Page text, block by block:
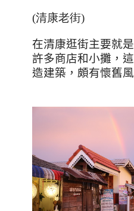
(清康老街)
在清康逛街主要就
許多商店和小攤，
造建築，頗有懷舊風